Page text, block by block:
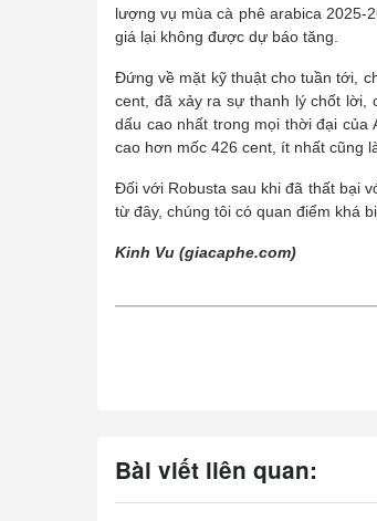
lượng vụ mùa cà phê arabica 2025-
giá lại không được dự báo tăng.
Đứng về mặt kỹ thuật cho tuần tới,
cent, đã xảy ra sự thanh lý chốt lời,
dấu cao nhất trong mọi thời đại của
cao hơn mốc 426 cent, ít nhất cũng
Đối với Robusta sau khi đã thất bại
từ đây, chúng tôi có quan điểm khá
Kinh Vu (giacaphe.com)
Bài viết liên quan: